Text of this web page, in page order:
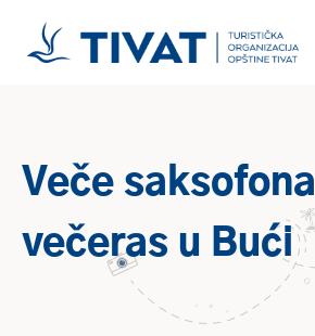
Veče saksofona
večeras u Bući